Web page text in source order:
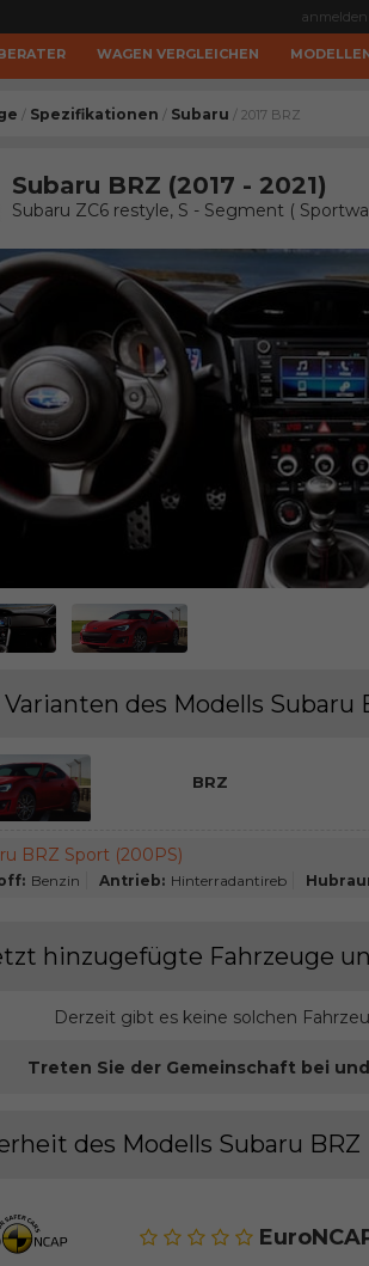
anmelden
WAGEN VERGLEICHEN
/ Spezifikationen / Subaru / 2017 BRZ
Subaru BRZ (2017 - 2021)
Subaru ZC6 restyle, S - Segment (
Varianten des Modells Subaru
BRZ
BRZ Sport (200PS)
Benzin Antrieb: Hinterradantireb
hinzugefügte Fahrzeuge
Derzeit gibt es keine solchen
Treten Sie der Gemeinschaft bei
des Modells Subaru BRZ